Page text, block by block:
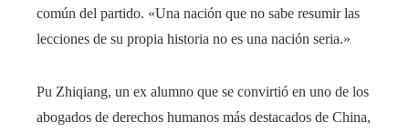
común del partido. «Una nación que no sabe resumir las
lecciones de su propia historia no es una nación seria.»
Pu Zhiqiang, un ex alumno que se convirtió en uno de los
abogados de derechos humanos más destacados de China,